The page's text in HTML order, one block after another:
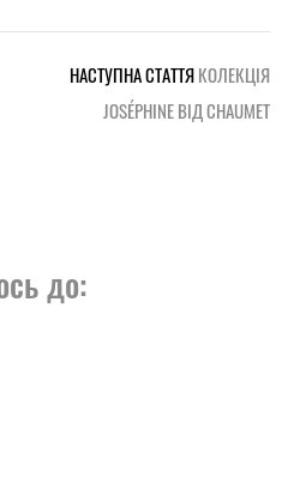
НАСТУПНА СТАТТЯКОЛЕКЦІЯ
JOSÉPHINE ВІД CHAUMET
до: